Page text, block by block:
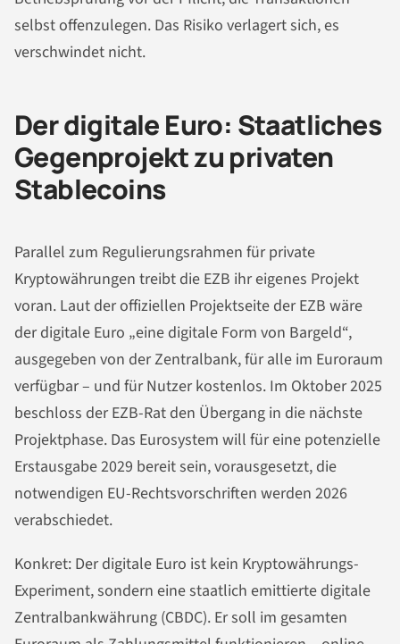
selbst offenzulegen. Das Risiko verlagert sich, es
verschwindet nicht.
Der digitale Euro: Staatliches
Gegenprojekt zu privaten
Stablecoins
Parallel zum Regulierungsrahmen für private
Kryptowährungen treibt die EZB ihr eigenes Projekt
voran. Laut der offiziellen Projektseite der EZB wäre
der digitale Euro „eine digitale Form von Bargeld“,
ausgegeben von der Zentralbank, für alle im Euroraum
verfügbar – und für Nutzer kostenlos. Im Oktober 2025
beschloss der EZB-Rat den Übergang in die nächste
Projektphase. Das Eurosystem will für eine potenzielle
Erstausgabe 2029 bereit sein, vorausgesetzt, die
notwendigen EU-Rechtsvorschriften werden 2026
verabschiedet.
Konkret: Der digitale Euro ist kein Kryptowährungs-
Experiment, sondern eine staatlich emittierte digitale
Zentralbankwährung (CBDC). Er soll im gesamten